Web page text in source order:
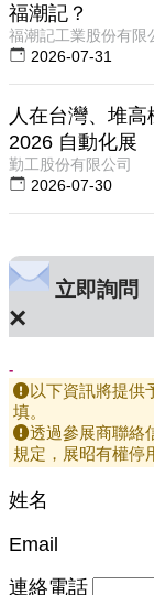
福潮記？
福潮記工業股份有限
2026-07-31
人在台灣、堆
2026 自動化展
勤工股份有限公司
2026-07-30
立即詢問
×
-
以下資訊將提供
填。
透過參展商聯絡
規定，展昭有權停
姓名
Email
連絡電話